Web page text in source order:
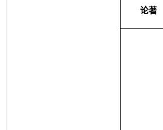
论著